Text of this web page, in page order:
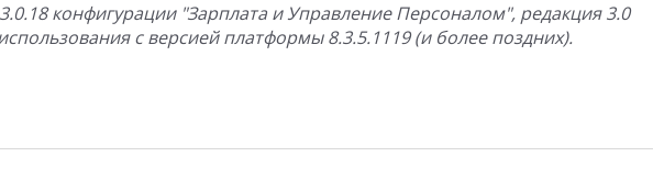
конфигурации "Зарплата и Управление Персоналом", редакция 3.0
с версией платформы 8.3.5.1119 (и более поздних).